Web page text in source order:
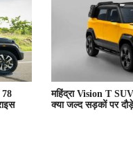
महिंद्रा Vision T
क्या जल्द सड़कों पर